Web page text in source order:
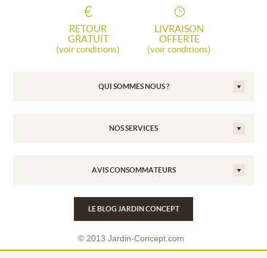
RETOUR
GRATUIT
(voir conditions)
LIVRAISON
OFFERTE
(voir conditions)
QUI SOMMES NOUS ?
NOS SERVICES
AVIS CONSOMMATEURS
LE BLOG JARDIN CONCEPT
© 2013 Jardin-Concept.com